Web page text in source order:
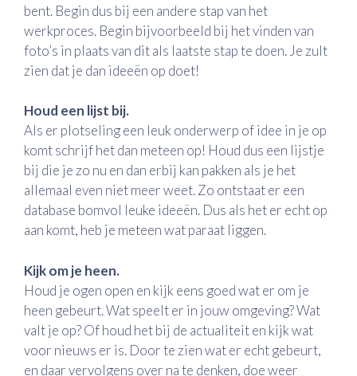
bent. Begin dus bij een andere stap van het
werkproces. Begin bijvoorbeeld bij het vinden van
foto’s in plaats van dit als laatste stap te doen. Je zult
zien dat je dan ideeën op doet!
Houd een lijst bij.
Als er plotseling een leuk onderwerp of idee in je op
komt schrijf het dan meteen op! Houd dus een lijstje
bij die je zo nu en dan erbij kan pakken als je het
allemaal even niet meer weet. Zo ontstaat er een
database bomvol leuke ideeën. Dus als het er echt op
aan komt, heb je meteen wat paraat liggen.
Kijk om je heen.
Houd je ogen open en kijk eens goed wat er om je
heen gebeurt. Wat speelt er in jouw omgeving? Wat
valt je op? Of houd het bij de actualiteit en kijk wat
voor nieuws er is. Door te zien wat er echt gebeurt,
en daar vervolgens over na te denken, doe weer